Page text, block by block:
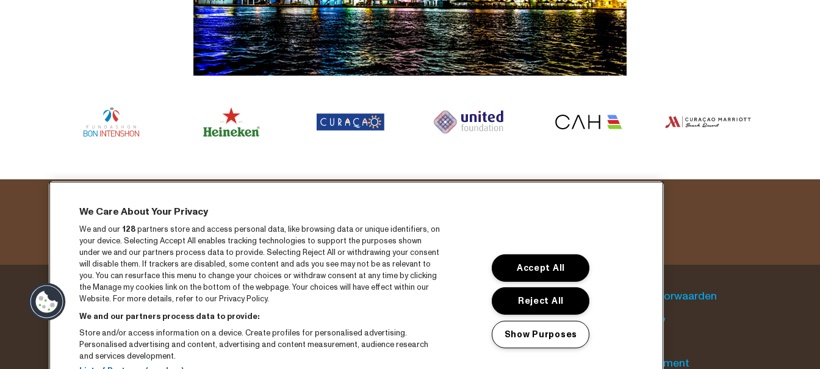
Volg ons
Donderdag 3 sepember
Vrijdag 4 september
Zaterdag 5 september
Tickets
Nieuws
Pers
CNSJ26 Spotify playlist
Instagram
Algemene voorwaarden
Cookie policy
Privacy statement
We Care About Your Privacy
We and our 128partners store and access personal data, like browsing data or unique identifiers, on
your device. Selecting Accept All enables tracking technologies to support the purposes shown
under we and our partners process data to provide. Selecting Reject All or withdrawing your consent
will disable them. If trackers are disabled, some content and ads you see may not be as relevant to
you. You can resurface this menu to change your choices or withdraw consent at any time by clicking
the Manage my cookies link on the bottom of the webpage. Your choices will have effect within our
Website. For more details, refer to our Privacy Policy.
We and our partners process data to provide:
Store and/or access information on a device. Create profiles for personalised advertising.
Personalised advertising and content, advertising and content measurement, audience research
and services development.
Accept All
Reject All
Show Purposes